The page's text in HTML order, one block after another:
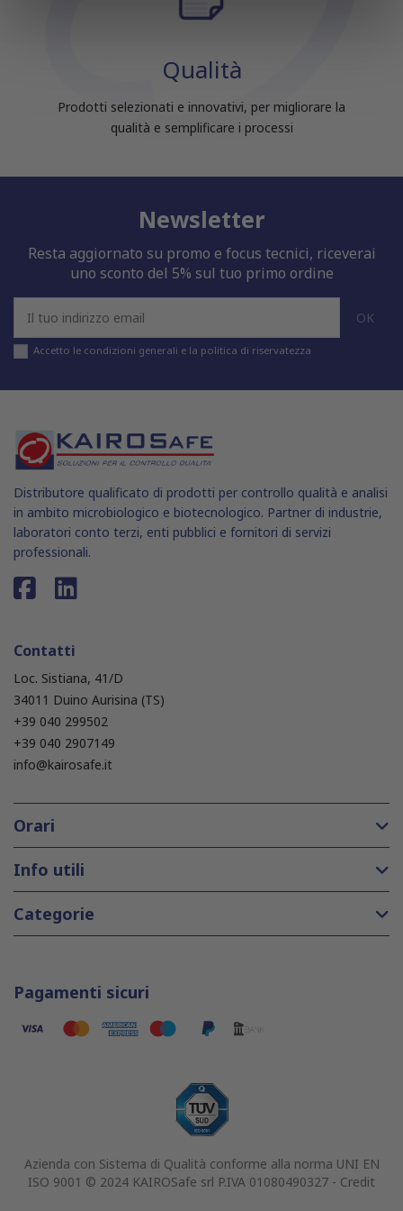
informazioni sul modo in cui utilizzi il nostro sito con i
con altre informazioni che hai fornito loro o che hanno
Qualità
Prodotti selezionati e innovativi, per migliorare la
qualità e semplificare i processi
Newsletter
Resta aggiornato su promo e focus tecnici, riceverai
uno sconto del 5% sul tuo primo ordine
Accetto le condizioni generali e la politica di riservatezza
Distributore qualificato di prodotti per controllo qualità e analisi
in ambito microbiologico e biotecnologico. Partner di industrie,
laboratori conto terzi, enti pubblici e fornitori di servizi
professionali.
Contatti
Loc. Sistiana, 41/D
34011 Duino Aurisina (TS)
+39 040 299502
+39 040 2907149
info@kairosafe.it
Orari
Info utili
Categorie
Pagamenti sicuri
Azienda con Sistema di Qualità conforme alla norma UNI EN
ISO 9001 © 2024 KAIROSafe srl P.IVA 01080490327 - Credit